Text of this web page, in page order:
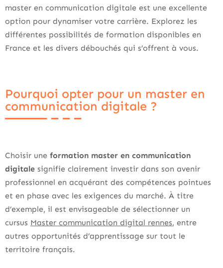
master en communication digitale est une excellente
option pour dynamiser votre carrière. Explorez les
différentes possibilités de formation disponibles en
France et les divers débouchés qui s’offrent à vous.
Pourquoi opter pour un master en
communication digitale ?
Choisir une formation master en communication
digitale signifie clairement investir dans son avenir
professionnel en acquérant des compétences pointues
et en phase avec les exigences du marché. À titre
d’exemple, il est envisageable de sélectionner un
cursus Master communication digital rennes, entre
autres opportunités d’apprentissage sur tout le
territoire français.